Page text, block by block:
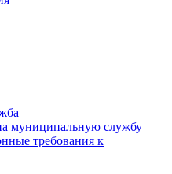
муниципальную службу
требования к